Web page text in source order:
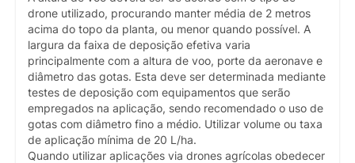
drone utilizado, procurando manter média de 2 metros
acima do topo da planta, ou menor quando possível. A
largura da faixa de deposição efetiva varia
principalmente com a altura de voo, porte da aeronave e
diâmetro das gotas. Esta deve ser determinada mediante
testes de deposição com equipamentos que serão
empregados na aplicação, sendo recomendado o uso de
gotas com diâmetro fino a médio. Utilizar volume ou taxa
de aplicação mínima de 20 L/ha.
Quando utilizar aplicações via drones agrícolas obedecer